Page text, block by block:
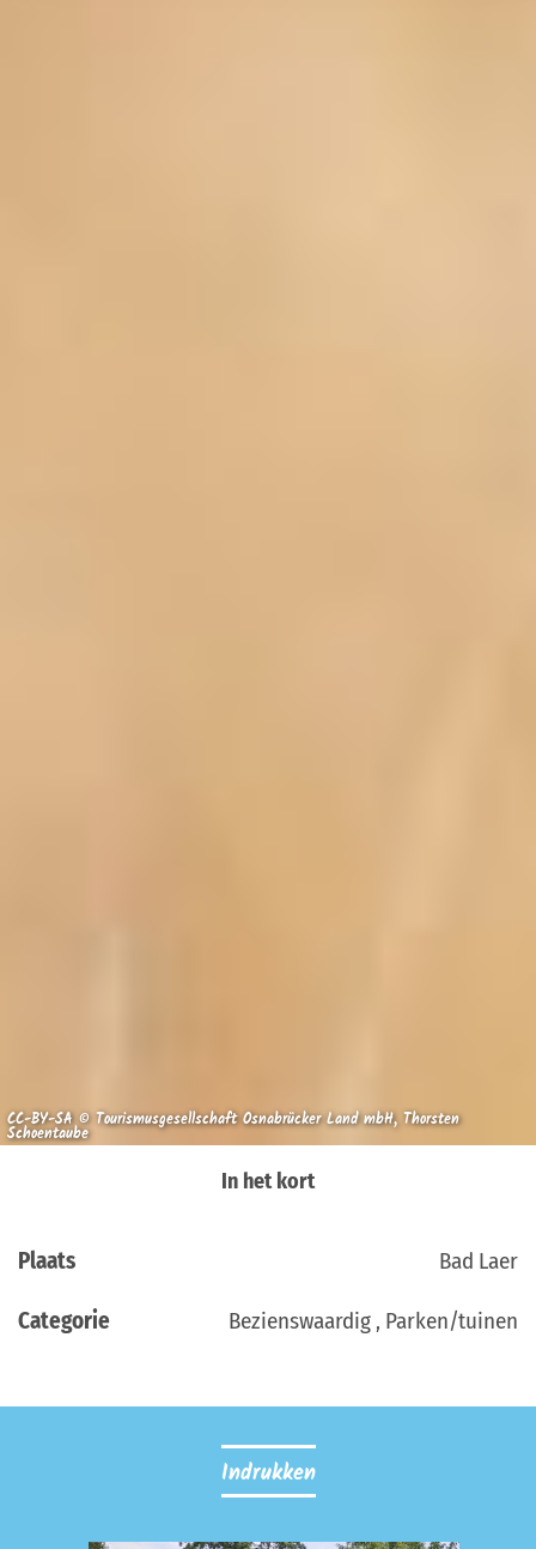
CC-BY-SA © Tourismusgesellschaft Osnabrücker Land mbH, Thorsten
Schoentaube
In het kort
Plaats Bad Laer
Categorie Bezienswaardig , Parken/tuinen
Indrukken